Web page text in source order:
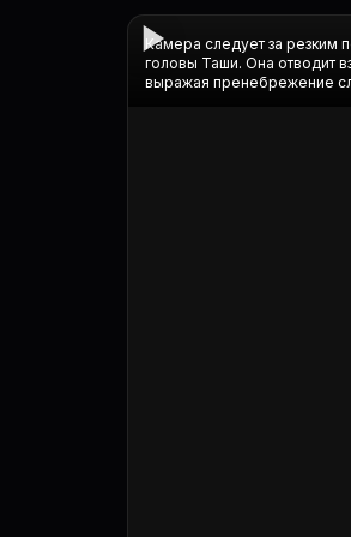
(1).mp4
Камера следует за резким
головы Таши. Она отводит
выражая пренебрежение